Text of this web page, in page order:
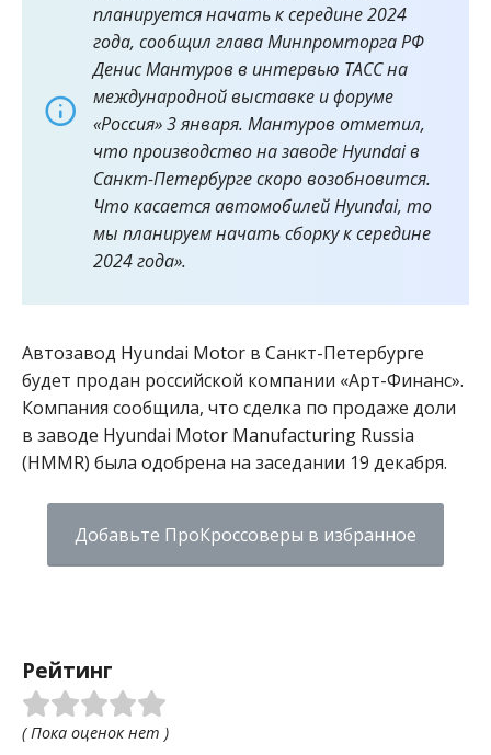
планируется начать к середине 2024
года, сообщил глава Минпромторга РФ
Денис Мантуров в интервью ТАСС на
международной выставке и форуме
«Россия» 3 января. Мантуров отметил,
что производство на заводе Hyundai в
Санкт-Петербурге скоро возобновится.
Что касается автомобилей Hyundai, то
мы планируем начать сборку к середине
2024 года».
Автозавод Hyundai Motor в Санкт-Петербурге
будет продан российской компании «Арт-Финанс».
Компания сообщила, что сделка по продаже доли
в заводе Hyundai Motor Manufacturing Russia
(HMMR) была одобрена на заседании 19 декабря.
Добавьте ПроКроссоверы в избранное
Рейтинг
( Пока оценок нет )